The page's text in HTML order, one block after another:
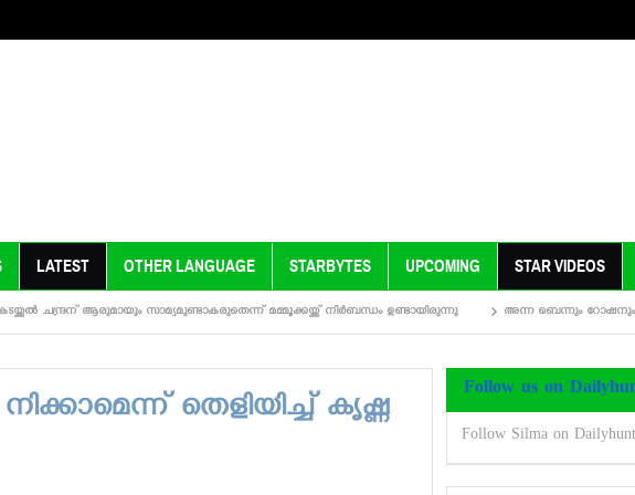
LATEST OTHER LANGUAGE STARBYTES UPCOMING STAR VIDEOS
ചന്ദ്രന് ആരുമായും സാമ്യമുണ്ടാകരുതെന്ന് മമ്മൂക്കയ്ക്ക് നിര്‍ബന്ധം ഉണ്ടായിരുന്നു അന്ന ബെന്നും റോഷനും,
തെളിയിച്ച് കൃഷ്ണ
Follow us on
Follow Silma on Dailyhunt